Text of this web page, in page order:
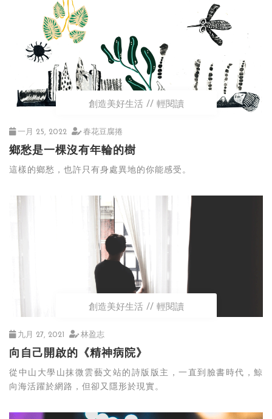
創造美好生活 輕閱讀
一月 25, 2022 春花豆腐捲
鄉愁是一棵沒有年輪的樹
這樣的鄉愁，也許只有身處異地的你能感受。
創造美好生活 輕閱讀
九月 27, 2021 林盈志
向自己開啟的《精神病院》
從中山大學山抹微雲藝文站的詩版版主，一直到臉書時代，鯨
向海活躍於網路，但卻又隱形於現實。